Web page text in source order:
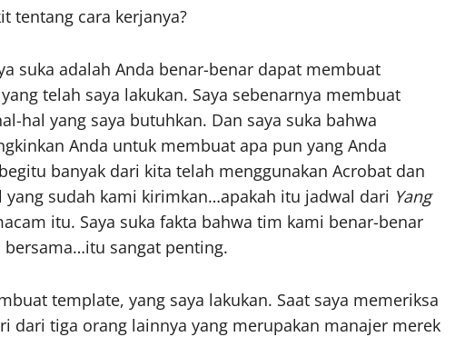
tentang cara kerjanya?
suka adalah Anda benar-benar dapat membuat
telah saya lakukan. Saya sebenarnya membuat
hal yang saya butuhkan. Dan saya suka bahwa
Anda untuk membuat apa pun yang Anda
banyak dari kita telah menggunakan Acrobat dan
sudah kami kirimkan…apakah itu jadwal dari Yang
itu. Saya suka fakta bahwa tim kami benar-benar
sangat penting.
template, yang saya lakukan. Saat saya memeriksa
dari tiga orang lainnya yang merupakan manajer merek